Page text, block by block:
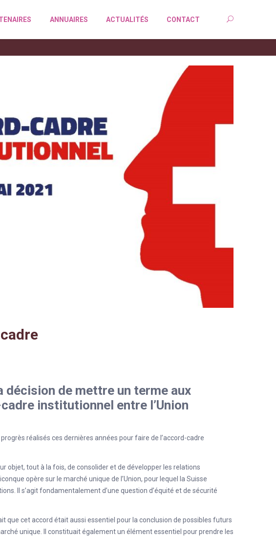
ANNUAIRES ACTUALITÉS CONTACT
de mettre un terme aux
institutionnel entre l’Union
réalisés ces dernières années pour faire de l’accord-cadre
objet, tout à la fois, de consolider et de développer les relations
opère sur le marché unique de l’Union, pour lequel la Suisse
Il s’agit fondamentalement d’une question d’équité et de sécurité
que cet accord était aussi essentiel pour la conclusion de possibles futurs
unique. Il constituait également un élément essentiel pour prendre les